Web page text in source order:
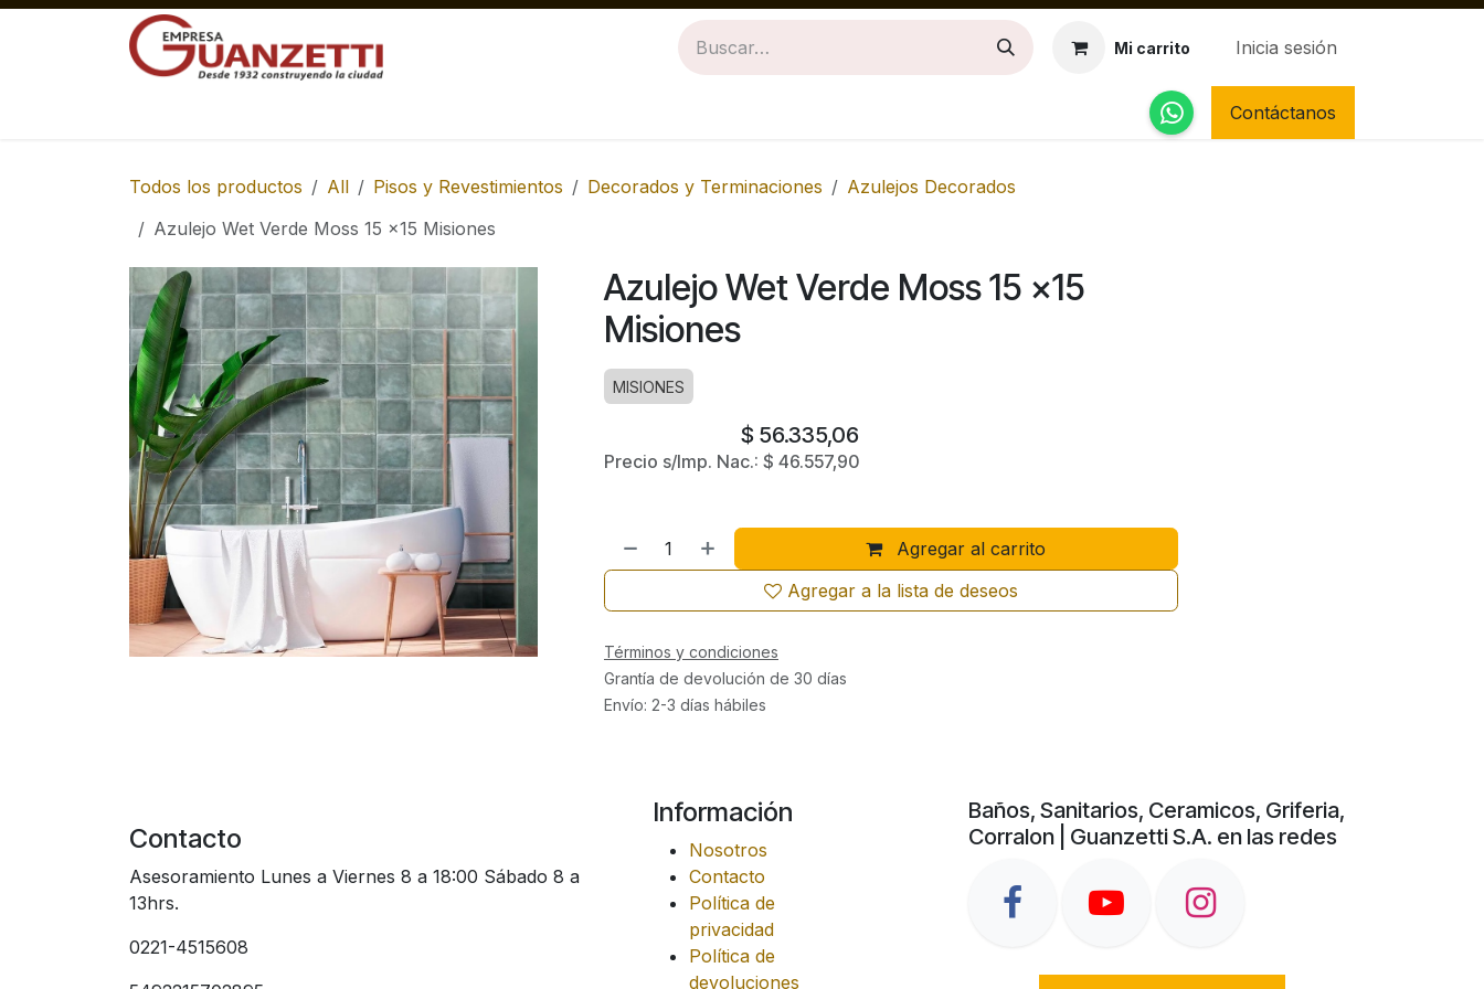
Ir al contenido
Mi carrito Inicia sesión
Contáctanos
Todos los productos All Pisos y Revestimientos Decorados y Terminaciones
Azulejos Decorados
Azulejo Wet Verde Moss 15 x15 Misiones
Azulejo Wet Verde Moss 15 x15
Misiones
MISIONES
$ 56.335,06
Precio s/Imp. Nac.: $ 46.557,90
Agregar al carrito
Agregar a la lista de deseos
Términos y condiciones
Grantía de devolución de 30 días
Envío: 2-3 días hábiles
Contacto
Asesoramiento Lunes a Viernes 8 a 18:00 Sábado 8 a
13hrs.
0221-4515608
Información
Nosotros
Contacto
Política de
privacidad
Política de
devoluciones
Baños, Sanitarios, Ceramicos, Griferia,
Corralon | Guanzetti S.A. en las redes